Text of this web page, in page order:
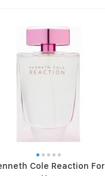
Cole Reaction For